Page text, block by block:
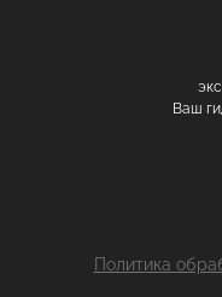
Ваш
Политика